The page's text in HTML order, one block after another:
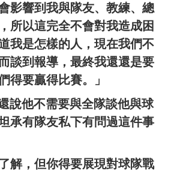
影響到我與隊友、教練、總
所以這完全不會對我造成困
我是怎樣的人，現在我們不
談到報導，最終我還還是要
得要贏得比賽。」
說他不需要與全隊談他與球
承有隊友私下有問過這件事
解，但你得要展現對球隊戰